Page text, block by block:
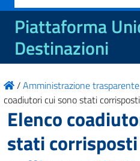
per:
Piattaforma
Destinazioni
/Amministrazione trasparente
coadiutori cui sono stati
Elenco
stati